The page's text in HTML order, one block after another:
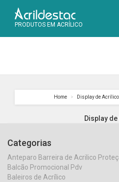
PRODUTOS EM ACRÍLICO
Home Display de Acrílico
Display de
Categorias
Anteparo Barreira de Acrilico
Balcão Promocional Pdv
Baleiros de Acrílico